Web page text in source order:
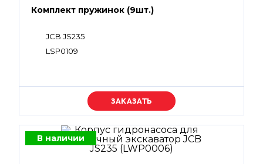
Комплект пружинок (9шт.)
JCB JS235
LSP0109
Уточняйте цену
В наличии